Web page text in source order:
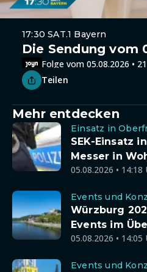
17:30 SAT.1 Bayern
Die Sendung vom
Folge vom 05.08.2026 •
Teilen
Mehr entdecken
Einsatz in
SEK-Einsatz
Messer in
05.08.2026 • 14:18
Events und
Würzburg
Events im
05.08.2026 • 14:05
Events und